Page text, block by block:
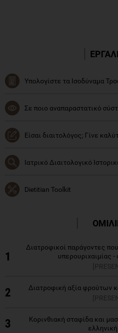
Υπολογίστε τα Ισοδύναμα
Σε ποιο αναπαραστατικό
Είσαι διαιτολόγος; Γίνε
Ιατρικό Διαιτολογικό
Dietitian Toolkit
1
Διατροφικοί παράγοντες
υπερουριχαιμίας -
2
Διατροφική αξία φρούτων
3
Κορινθιακή σταφίδα και